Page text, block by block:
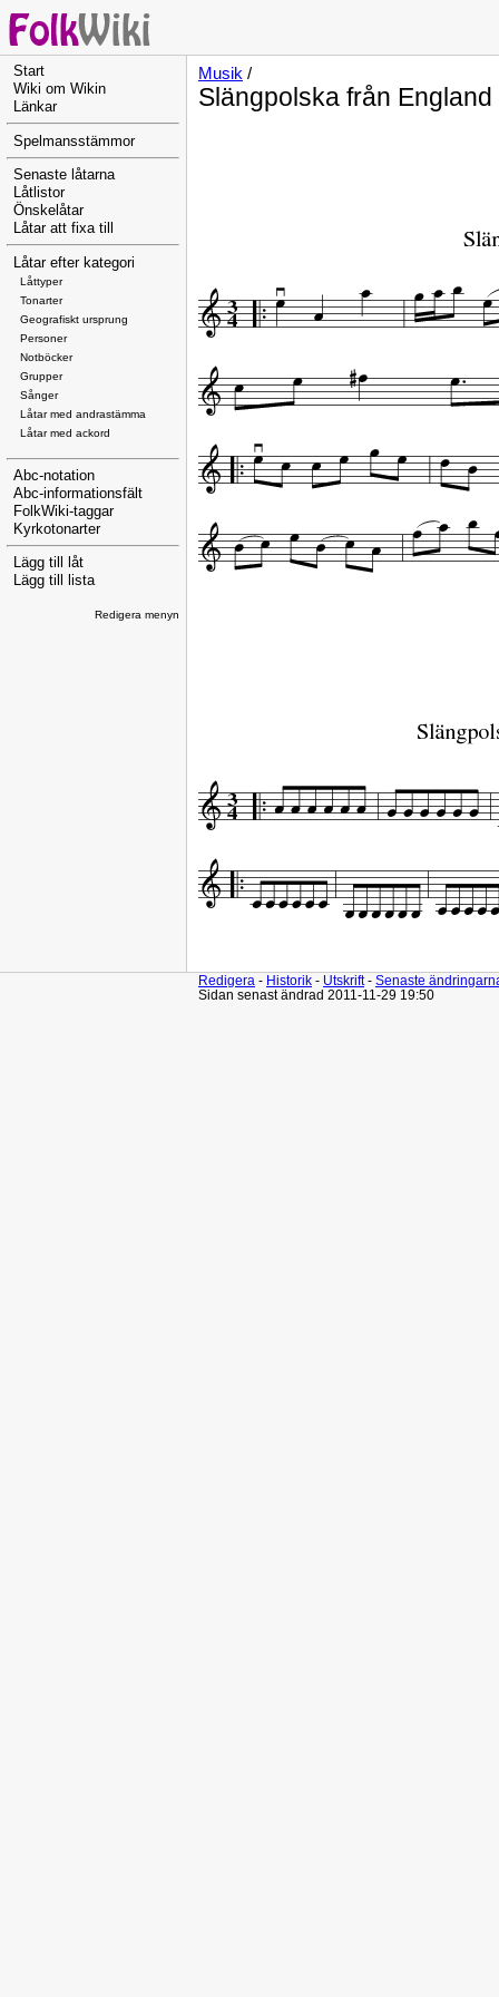
Start
Wiki om Wikin
Länkar
Spelmansstämmor
Senaste låtarna
Låtlistor
Önskelåtar
Låtar att fixa till
Låtar efter kategori
Låttyper
Tonarter
Geografiskt ursprung
Personer
Notböcker
Grupper
Sånger
Låtar med andrastämma
Låtar med ackord
Abc-notation
Abc-informationsfält
FolkWiki-taggar
Kyrkotonarter
Lägg till låt
Lägg till lista
Redigera menyn
Musik /
Slängpolska från England
Redigera - Historik - Utskrift- Senaste
Sidan senast ändrad 2011-11-29 19:50